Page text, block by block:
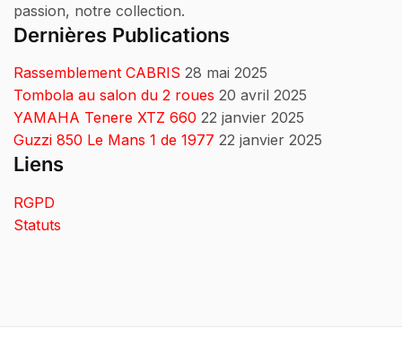
passion, notre collection.
Dernières Publications
Rassemblement CABRIS 28 mai 2025
Tombola au salon du 2 roues 20 avril 2025
YAMAHA Tenere XTZ 660 22 janvier 2025
Guzzi 850 Le Mans 1 de 1977 22 janvier 2025
Liens
RGPD
Statuts